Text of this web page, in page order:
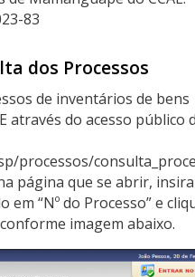
83
dos Processos
de inventários de bens
através do acesso público
processos/
página que se abrir,
“Nº do Processo” e
imagem abaixo.